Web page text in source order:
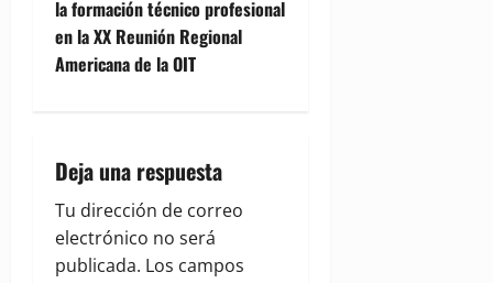
n
a
i
g
a
la formación técnico profesional
en la XX Reunión Regional
Americana de la OIT
Deja una respuesta
Tu dirección de correo
electrónico no será
publicada. Los campos